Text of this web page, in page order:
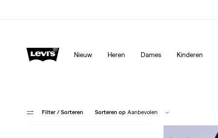
Levi's App. Het beste van Levi’s®, speciaal voor jou op
Nieuw Heren Dames Kinderen
Filter / Sorteren Sorteren op Aanbevolen